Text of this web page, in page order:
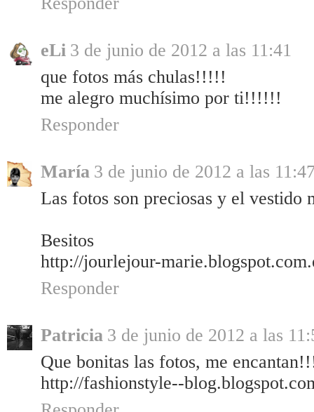
eLi 3 de junio de 2012 a las 11:41
que fotos más chulas!!!!!
me alegro muchísimo por ti!!!!!!
Responder
María 3 de junio de 2012 a las
Las fotos son preciosas y el vestido
Besitos
http://jourlejour-
Responder
Patricia 3 de junio de 2012 a las
Que bonitas las fotos, me
http://fashionstyle--